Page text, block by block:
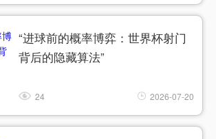
“进球前的概率博弈：世界杯射门
背后的隐藏算法”
24 2026-07-20